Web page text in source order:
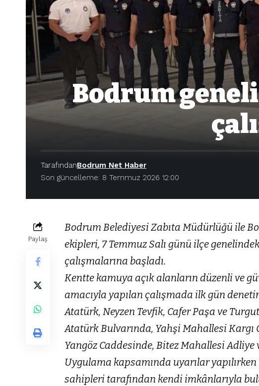
Bodrum
Son güncelleme: 8 Temmuz 2026 12:00
TarafındanBodrum Net Haber
Paylaş
Bodrum Belediyesi Zabıta Müdürlüğü ile
ekipleri, 7 Temmuz Salı günü ilçe
çalışmalarına başladı.
Kentte kamuya açık alanların düzenli ve
amacıyla yapılan çalışmada ilk gün
Atatürk, Neyzen Tevfik, Cafer Paşa ve
Atatürk Bulvarında, Yahşi Mahallesi Kargı
Yangöz Caddesinde, Bitez Mahallesi
Uygulama kapsamında uyarılar
sahipleri tarafından kendi imkânlarıyla